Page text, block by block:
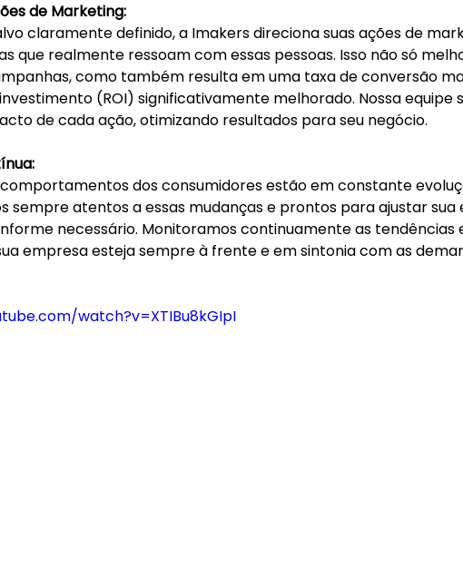
de Marketing:
claramente definido, a Imakers direciona suas ações de
que realmente ressoam com essas pessoas. Isso não só
como também resulta em uma taxa de conversão
(ROI) significativamente melhorado. Nossa equipe
de cada ação, otimizando resultados para seu negócio.
dos consumidores estão em constante
sempre atentos a essas mudanças e prontos para ajustar
necessário. Monitoramos continuamente as tendências
empresa esteja sempre à frente e em sintonia com as
watch?v=XTIBu8kGIpI